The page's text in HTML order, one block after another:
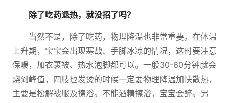
除了吃药退热，就没招了吗？
当然不是，除了吃药，物理降温也非常重要。在体温
上升期，宝宝会出现寒战、手脚冰凉的情况，这时要注意
保暖，加衣裹被、热水泡脚都可以。一般30-60分钟就会
烧到峰值，四肢也发烫的时候一定要物理降温加快散热，
主要是松解被服及擦浴。不能酒精擦浴，宝宝会醉。另